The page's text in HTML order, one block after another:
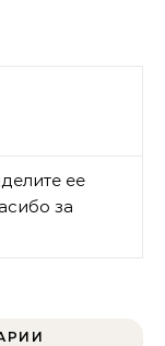
ее
за